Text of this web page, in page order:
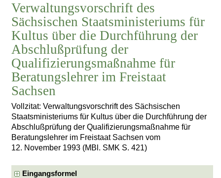
Verwaltungsvorschrift des
Sächsischen Staatsministeriums für
Kultus über die Durchführung der
Abschlußprüfung der
Qualifizierungsmaßnahme für
Beratungslehrer im Freistaat
Sachsen
Vollzitat: Verwaltungsvorschrift des Sächsischen
Staatsministeriums für Kultus über die Durchführung der
Abschlußprüfung der Qualifizierungsmaßnahme für
Beratungslehrer im Freistaat Sachsen vom
12. November 1993 (MBl. SMK S. 421)
Eingangsformel